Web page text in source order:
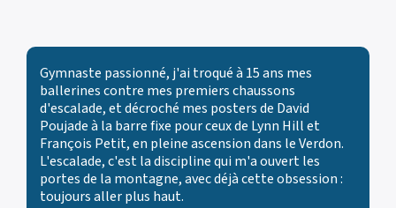
Gymnaste passionné, j'ai troqué à 15 ans mes
ballerines contre mes premiers chaussons
d'escalade, et décroché mes posters de David
Poujade à la barre fixe pour ceux de Lynn Hill et
François Petit, en pleine ascension dans le Verdon.
L'escalade, c'est la discipline qui m'a ouvert les
portes de la montagne, avec déjà cette obsession :
toujours aller plus haut.